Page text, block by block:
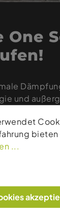
One
und
Form, die
Hoka bietet
moderne
bieten
...